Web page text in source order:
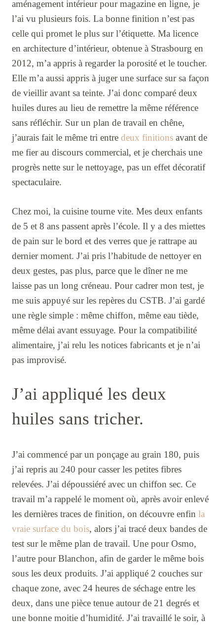
aménagement intérieur pour magazine en ligne, je
l’ai vu plusieurs fois. La bonne finition n’est pas
celle qui promet le plus sur l’étiquette. Ma licence
en architecture d’intérieur, obtenue à Strasbourg en
2012, m’a appris à regarder la porosité et le toucher.
Elle m’a aussi appris à juger une surface sur sa façon
de vieillir avant sa teinte. J’ai donc comparé deux
huiles dures au lieu de remettre la même référence
sans réfléchir. Sur un plan de travail en chêne,
j’aurais fait le même tri entre deux finitions avant de
me fier au discours commercial, et je cherchais une
progrès nette sur le nettoyage, pas un effet décoratif
spectaculaire.
Chez moi, la cuisine tourne vite. Mes deux enfants
de 5 et 8 ans passent après l’école. Il y a des miettes
de pain sur le bord et des verres que je rattrape au
dernier moment. J’ai pris l’habitude de nettoyer en
deux gestes, pas plus, parce que le dîner ne me
laisse pas un long créneau. Pour cadrer mon test, je
me suis appuyé sur les repères du CSTB. J’ai gardé
une règle simple : même chiffon, même eau tiède,
même délai avant essuyage. Pour la compatibilité
alimentaire, j’ai relu les notices fabricants et je n’ai
pas improvisé.
J’ai appliqué les deux
huiles sans tricher.
J’ai commencé par un ponçage au grain 180, puis
j’ai repris au 240 pour casser les petites fibres
relevées. J’ai dépoussiéré avec un chiffon sec. Ce
travail m’a rappelé le moment où, après avoir enlevé
les dernières traces de finition, on découvre enfin la
vraie surface du bois, alors j’ai tracé deux bandes de
test sur le même plan de travail. Une pour Osmo,
l’autre pour Blanchon, afin de garder le même bois
sous les deux produits. J’ai appliqué 2 couches sur
chaque zone, avec 24 heures de séchage entre les
deux, dans une pièce tenue autour de 21 degrés et
une bonne moitie d’humidité. J’ai travaillé le soir, à